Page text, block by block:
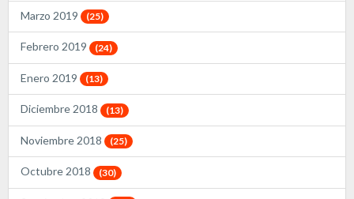
Marzo 2019 (25)
Febrero 2019 (24)
Enero 2019 (13)
Diciembre 2018 (13)
Noviembre 2018 (25)
Octubre 2018 (30)